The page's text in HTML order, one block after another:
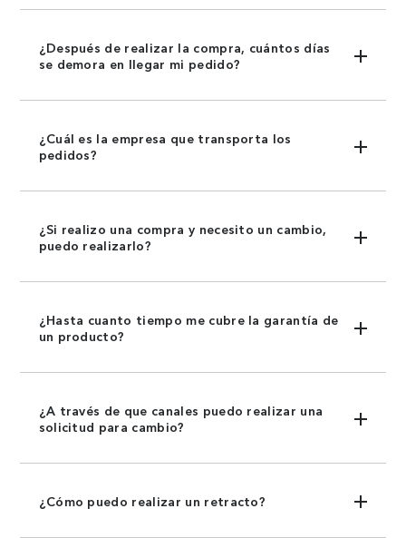
¿Después de realizar la compra, cuántos días
se demora en llegar mi pedido?
¿Cuál es la empresa que transporta los
pedidos?
¿Si realizo una compra y necesito un cambio,
puedo realizarlo?
¿Hasta cuanto tiempo me cubre la garantía de
un producto?
¿A través de que canales puedo realizar una
solicitud para cambio?
¿Cómo puedo realizar un retracto?